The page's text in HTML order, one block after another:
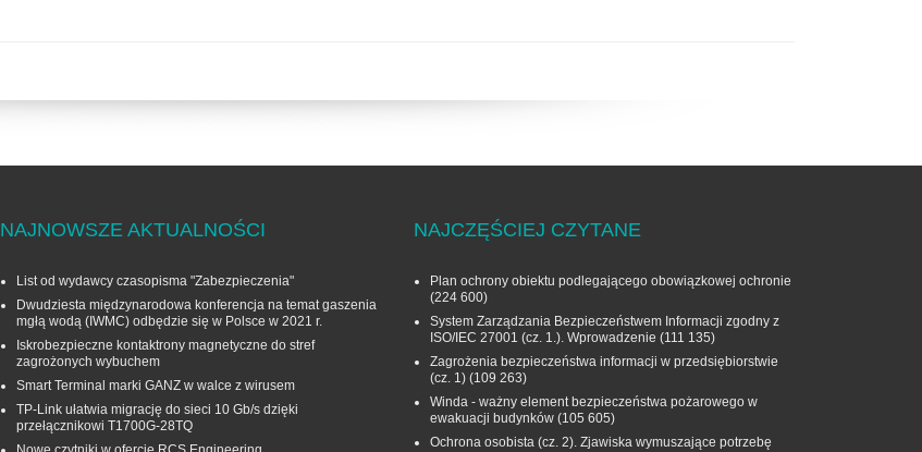
NAJNOWSZE AKTUALNOŚCI
List od wydawcy czasopisma "Zabezpieczenia"
Dwudziesta międzynarodowa konferencja na temat gaszenia
mgłą wodą (IWMC) odbędzie się w Polsce w 2021 r.
Iskrobezpieczne kontaktrony magnetyczne do stref
zagrożonych wybuchem
Smart Terminal marki GANZ w walce z wirusem
TP-Link ułatwia migrację do sieci 10 Gb/s dzięki
przełącznikowi T1700G‑28TQ
NAJCZĘŚCIEJ CZYTANE
Plan ochrony obiektu podlegającego obowiązkowej ochronie
(224 600)
System Zarządzania Bezpieczeństwem Informacji zgodny z
ISO/IEC 27001 (cz. 1.). Wprowadzenie (111 135)
Zagrożenia bezpieczeństwa informacji w przedsiębiorstwie
(cz. 1) (109 263)
Winda - ważny element bezpieczeństwa pożarowego w
ewakuacji budynków (105 605)
Ochrona osobista (cz. 2). Zjawiska wymuszające potrzebę